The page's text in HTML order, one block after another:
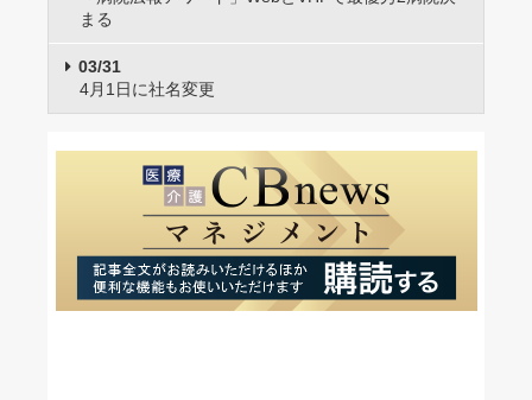
まる
03/31
4月1日に社名変更